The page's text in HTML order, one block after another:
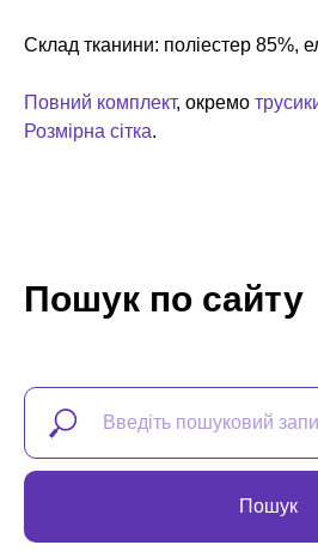
Склад тканини: поліестер 85%,
Повний комплект, окремо
Розмірна сітка.
Пошук по сайту
Пошук